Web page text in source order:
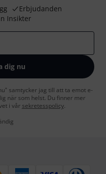
Erbjudanden
Insikter
dig nu
samtycker jag till att ta emot e-
när som helst. Du finner mer
i vår sekretesspolicy.